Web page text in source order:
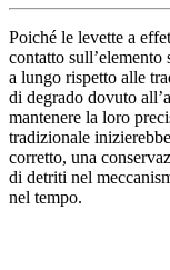
Poiché le levette a
contatto
a lungo rispetto alle
di degrado dovuto
mantenere la loro
tradizionale
corretto, una
di detriti nel
nel tempo.